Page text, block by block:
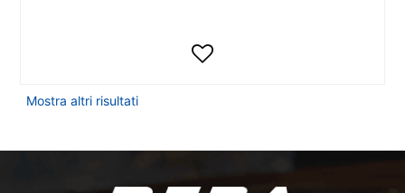
Mostra altri risultati